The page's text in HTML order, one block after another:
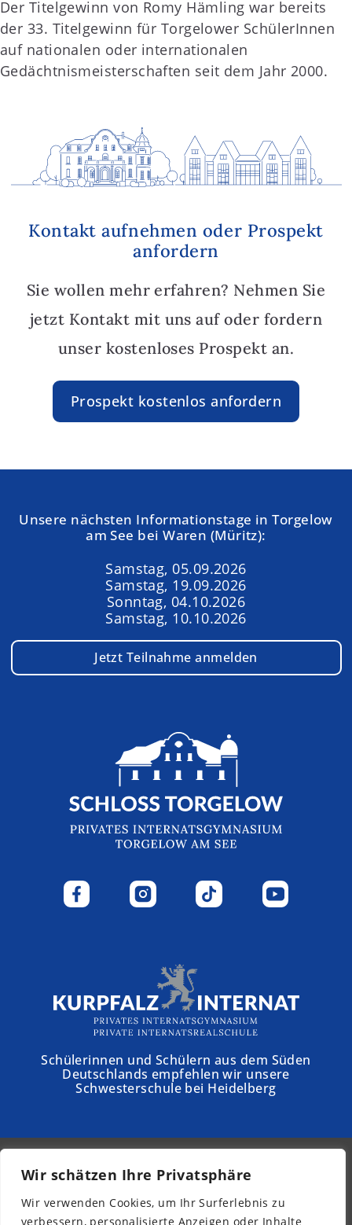
Wir schätzen Ihre Privatsphäre
Wir verwenden Cookies, um Ihr Surferlebnis zu
verbessern, personalisierte Anzeigen oder Inhalte
Der Titelgewinn von Romy Hämling war bereits
der 33. Titelgewinn für Torgelower SchülerInnen
auf nationalen oder internationalen
Gedächtnismeisterschaften seit dem Jahr 2000.
Kontakt aufnehmen oder Prospekt
anfordern
Sie wollen mehr erfahren? Nehmen Sie
jetzt Kontakt mit uns auf oder fordern
unser kostenloses Prospekt an.
Prospekt kostenlos anfordern
Unsere nächsten Informationstage in Torgelow
am See bei Waren (Müritz):
Samstag, 05.09.2026
Samstag, 19.09.2026
Sonntag, 04.10.2026
Samstag, 10.10.2026
Jetzt Teilnahme anmelden
Schülerinnen und Schülern aus dem Süden
Deutschlands empfehlen wir unsere
Schwesterschule bei Heidelberg
© 2026 - Schloss Torgelow
Newsletter